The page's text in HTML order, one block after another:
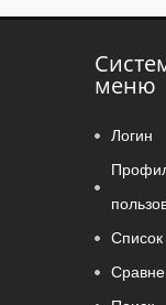
меню
Логин
Список